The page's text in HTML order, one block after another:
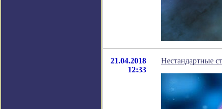
21.04.2018
12:33
Нестандартные